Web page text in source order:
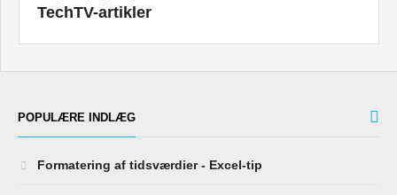
TechTV-artikler
POPULÆRE INDLÆG
Formatering af tidsværdier - Excel-tip